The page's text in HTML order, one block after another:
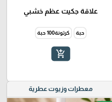
علاقة جكيت عظم خشبي
حبة كرتونة100 حبة
add_shopping_cart
معطرات وزيوت عطرية